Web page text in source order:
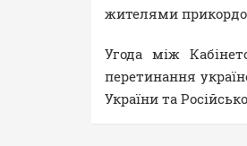
жителями
Угода між
перетинання
України та